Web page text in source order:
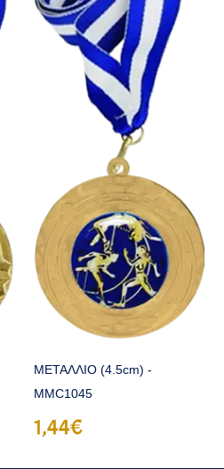
ΜΕΤΑΛΛΙΟ (4.5cm) -
MMC1045
1,44€